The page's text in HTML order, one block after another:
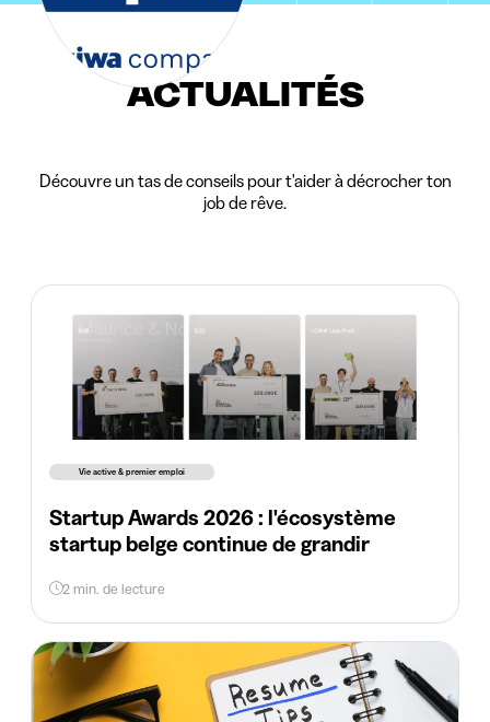
ACTUALITÉS
Découvre un tas de conseils pour t'aider à décrocher ton
job de rêve.
Vie active & premier emploi
Startup Awards 2026 : l'écosystème
startup belge continue de grandir
2 min. de lecture